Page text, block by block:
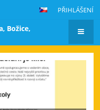
PŘIHLÁŠENÍ
Božice,